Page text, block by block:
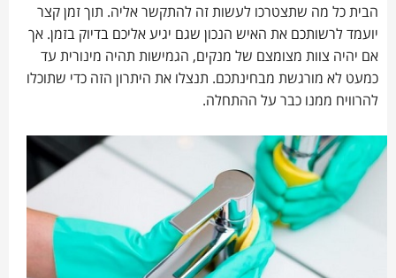
הבית כל מה שתצטרכו לעשות זה להתקשר אליה. תוך זמן קצר
יועמד לרשותכם את האיש הנכון שגם יגיע אליכם בדיוק בזמן. אך
אם יהיה צוות מצומצם של מנקים, הגמישות תהיה מינורית עד
כמעט לא מורגשת מבחינתכם. תנצלו את היתרון הזה כדי שתוכלו
להרוויח ממנו כבר על ההתחלה.